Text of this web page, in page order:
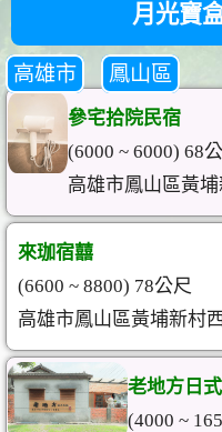
月光寶
高雄市 鳳山區
參宅拾院民宿
(6000 ~ 6000) 68
高雄市鳳山區黃
來珈宿囍
(6600 ~ 8800) 78公尺
高雄市鳳山區黃埔新村
老地方日
(4000 ~